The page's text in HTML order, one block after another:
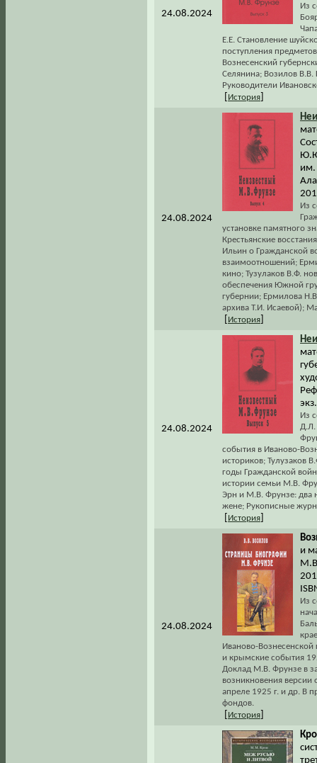
24.08.2024
Из
Е.Е. Становление
поступления
Вознесенский
Селянина; Возилов
Руководители
История
24.08.2024
им.
Из
установке памятного
Крестьянские
Ильин о Гражданской
взаимоотношений;
кино; Тузулаков В.Ф.
обеспечения Южной
губернии; Ермилова
архива Т.И. Исаевой);
История
24.08.2024
Из
Д.Л.
события в Иваново-
историков; Тулузаков
годы Гражданской
истории семьи М.В.
Эрн и М.В. Фрунзе: два
жене; Рукописные
История
24.08.2024
и
Из
Иваново-
и крымские события
Доклад М.В. Фрунзе в
возникновения версии
апреле 1925 г. и др. В
фондов.
История